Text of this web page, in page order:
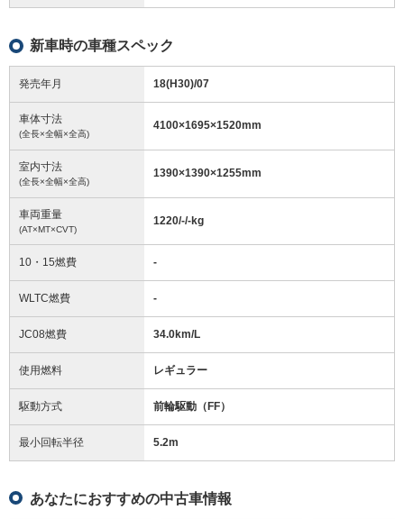
新車時の車種スペック
発売年月 18(H30)/07
車体寸法
(全長×全幅×全高)
4100×1695×1520mm
室内寸法
(全長×全幅×全高)
1390×1390×1255mm
車両重量
(AT×MT×CVT)
1220/-/-kg
10・15燃費 -
WLTC燃費 -
JC08燃費 34.0km/L
使用燃料 レギュラー
駆動方式 前輪駆動（FF）
最小回転半径 5.2m
あなたにおすすめの中古車情報